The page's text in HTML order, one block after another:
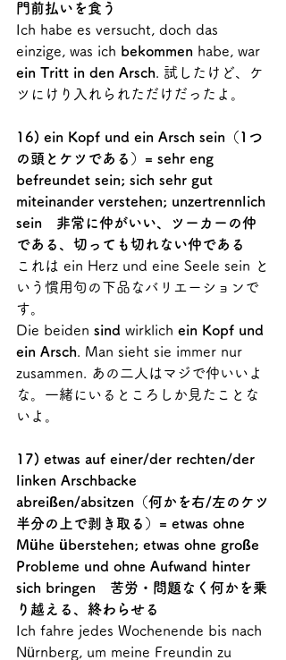
門前払いを食う
Ich habe es versucht, doch das
einzige, was ich bekommen habe, war
ein Tritt in den Arsch . 試したけど、ケ
ツにけり入れられただけだったよ。
16) ein Kopf und ein Arsch sein（1つ
の頭とケツである）= sehr eng
befreundet sein; sich sehr gut
miteinander verstehen; unzertrennlich
sein　非常に仲がいい、ツーカーの仲
である、切っても切れない仲である
これは ein Herz und eine Seele sein と
いう慣用句の下品なバリエーションで
す。
Die beiden sind wirklich ein Kopf und
ein Arsch . Man sieht sie immer nur
zusammen. あの二人はマジで仲いいよ
な。一緒にいるところしか見たことな
いよ。
17) etwas auf einer/der rechten/der
linken Arschbacke
abreißen/absitzen（何かを右/左のケツ
半分の上で剥き取る）= etwas ohne
Mühe überstehen; etwas ohne große
Probleme und ohne Aufwand hinter
sich bringen　苦労・問題なく何かを乗
り越える、終わらせる
Ich fahre jedes Wochenende bis nach
Nürnberg, um meine Freundin zu